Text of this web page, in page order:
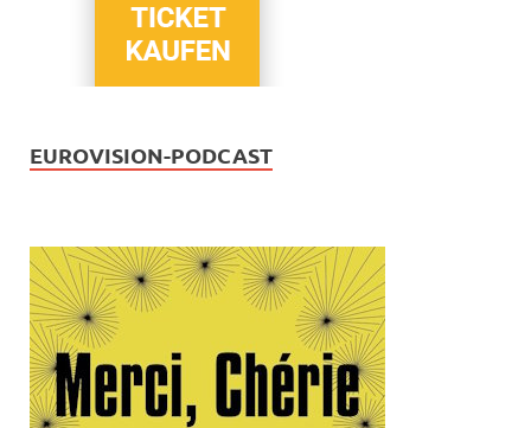
EUROVISION-PODCAST